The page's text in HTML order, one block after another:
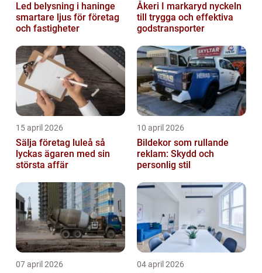
Led belysning i haninge
smartare ljus för företag
och fastigheter
Åkeri I markaryd nyckeln
till trygga och effektiva
godstransporter
15 april 2026
Sälja företag luleå så
lyckas ägaren med sin
största affär
10 april 2026
Bildekor som rullande
reklam: Skydd och
personlig stil
07 april 2026 04 april 2026